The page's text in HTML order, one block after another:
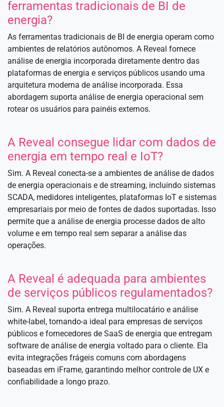
ferramentas tradicionais de BI de
energia?
As ferramentas tradicionais de BI de energia operam como
ambientes de relatórios autônomos. A Reveal fornece
análise de energia incorporada diretamente dentro das
plataformas de energia e serviços públicos usando uma
arquitetura moderna de análise incorporada. Essa
abordagem suporta análise de energia operacional sem
rotear os usuários para painéis externos.
A Reveal consegue lidar com dados de
energia em tempo real e IoT?
Sim. A Reveal conecta-se a ambientes de análise de dados
de energia operacionais e de streaming, incluindo sistemas
SCADA, medidores inteligentes, plataformas IoT e sistemas
empresariais por meio de fontes de dados suportadas. Isso
permite que a análise de energia processe dados de alto
volume e em tempo real sem separar a análise das
operações.
A Reveal é adequada para ambientes
de serviços públicos regulamentados?
Sim. A Reveal suporta entrega multilocatário e análise
white-label, tornando-a ideal para empresas de serviços
públicos e fornecedores de SaaS de energia que entregam
software de análise de energia voltado para o cliente. Ela
evita integrações frágeis comuns com abordagens
baseadas em iFrame, garantindo melhor controle de UX e
confiabilidade a longo prazo.